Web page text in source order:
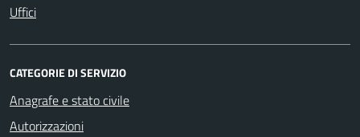
Uffici
CATEGORIE DI SERVIZIO
Anagrafe e stato civile
Autorizzazioni